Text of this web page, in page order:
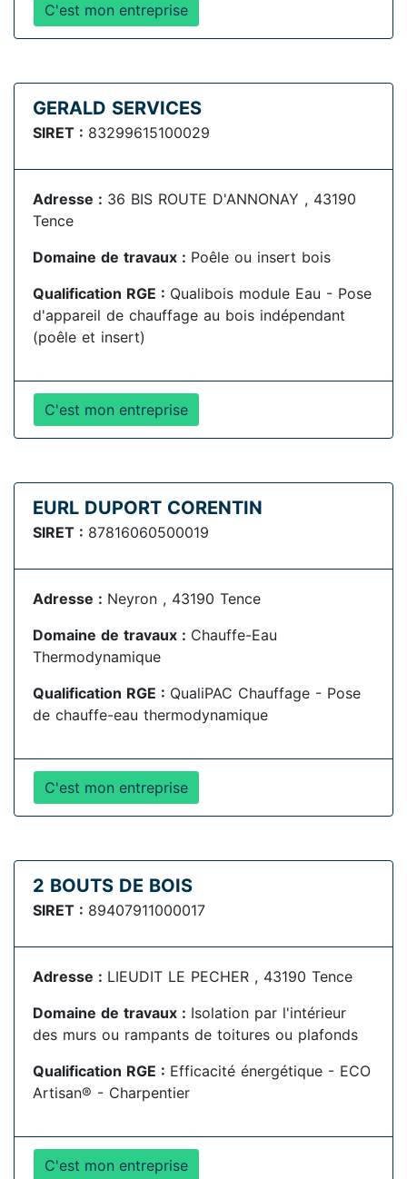
C'est mon entreprise
GERALD SERVICES
SIRET : 83299615100029
Adresse : 36 BIS ROUTE D'ANNONAY , 43190
Tence
Domaine de travaux : Poêle ou insert bois
Qualification RGE : Qualibois module Eau - Pose
d'appareil de chauffage au bois indépendant
(poêle et insert)
C'est mon entreprise
EURL DUPORT CORENTIN
SIRET : 87816060500019
Adresse : Neyron , 43190 Tence
Domaine de travaux : Chauffe-Eau
Thermodynamique
Qualification RGE : QualiPAC Chauffage - Pose
de chauffe-eau thermodynamique
C'est mon entreprise
2 BOUTS DE BOIS
SIRET : 89407911000017
Adresse : LIEUDIT LE PECHER , 43190 Tence
Domaine de travaux : Isolation par l'intérieur
des murs ou rampants de toitures ou plafonds
Qualification RGE : Efficacité énergétique - ECO
Artisan® - Charpentier
C'est mon entreprise